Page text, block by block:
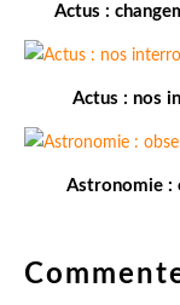
Actus :
Actus : nos
Astronomie :